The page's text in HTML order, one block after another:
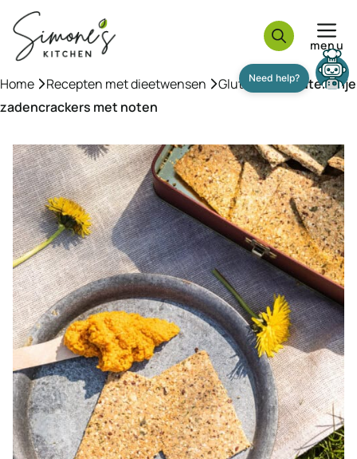
naar
inhoud
menu
Home »Recepten met dieetwensen »Glutenvrij»Glutenvrije
zadencrackers met noten